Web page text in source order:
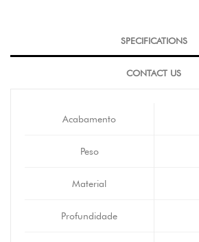
SPECIFICATIONS
CONTACT US
Acabamento
Peso
Material
Profundidade